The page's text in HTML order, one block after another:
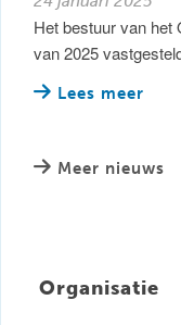
Het bestuur van het
van 2025
Lees meer
Meer nieuws
Organisatie